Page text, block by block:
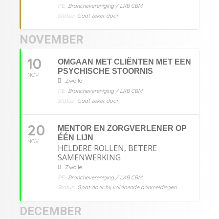
PE: Branchevereniging / LKB CBM
Status: Gaat zeker door
NOVEMBER
10
NOV
OMGAAN MET CLIËNTEN MET EEN
PSYCHISCHE STOORNIS
Zwolle
PE: Branchevereniging / LKB CBM
Status: Gaat zeker door
20
NOV
MENTOR EN ZORGVERLENER OP
ÉÉN LIJN
HELDERE ROLLEN, BETERE
SAMENWERKING
Zwolle
PE: Branchevereniging / LKB CBM
Status: Gaat door bij voldoende aanmeldingen
DECEMBER